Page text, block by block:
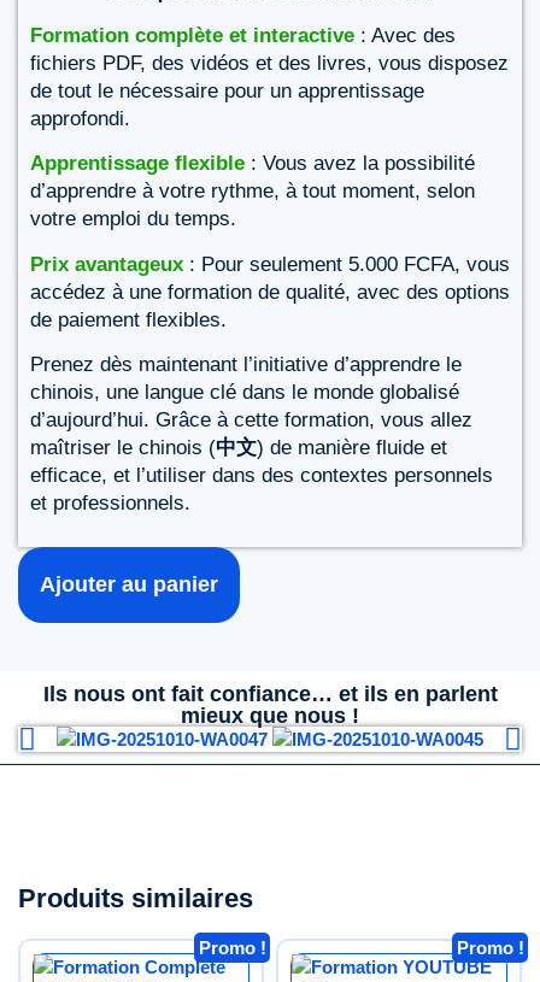
Formation complète et interactive : Avec des
fichiers PDF, des vidéos et des livres, vous disposez
de tout le nécessaire pour un apprentissage
approfondi.
Apprentissage flexible : Vous avez la possibilité
d’apprendre à votre rythme, à tout moment, selon
votre emploi du temps.
Prix avantageux : Pour seulement 5.000 FCFA, vous
accédez à une formation de qualité, avec des options
de paiement flexibles.
Prenez dès maintenant l’initiative d’apprendre le
chinois, une langue clé dans le monde globalisé
d’aujourd’hui. Grâce à cette formation, vous allez
maîtriser le chinois (中文) de manière fluide et
efficace, et l’utiliser dans des contextes personnels
et professionnels.
Ajouter au panier
Ils nous ont fait confiance… et ils en parlent
mieux que nous !
Produits similaires
Promo ! Promo !